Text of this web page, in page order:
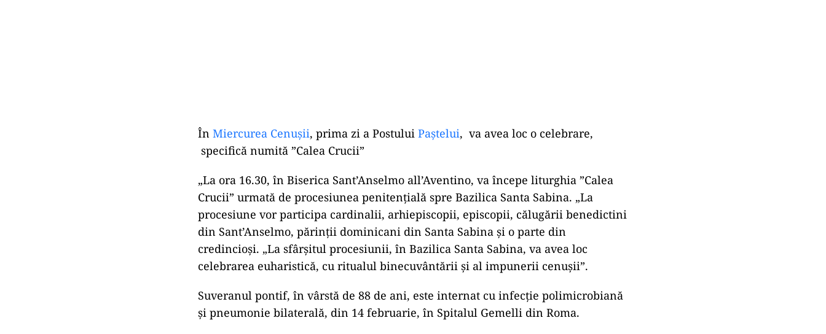
În Miercurea Cenușii, prima zi a Postului Paștelui, va avea loc o celebrare,
specifică numită ”Calea Crucii”
„La ora 16.30, în Biserica Sant’Anselmo all’Aventino, va începe liturghia ”Calea
Crucii” urmată de procesiunea penitențială spre Bazilica Santa Sabina. „La
procesiune vor participa cardinalii, arhiepiscopii, episcopii, călugării benedictini
din Sant’Anselmo, părinții dominicani din Santa Sabina și o parte din
credincioși. „La sfârșitul procesiunii, în Bazilica Santa Sabina, va avea loc
celebrarea euharistică, cu ritualul binecuvântării și al impunerii cenușii”.
Suveranul pontif, în vârstă de 88 de ani, este internat cu infecţie polimicrobiană
şi pneumonie bilaterală, din 14 februarie, în Spitalul Gemelli din Roma.